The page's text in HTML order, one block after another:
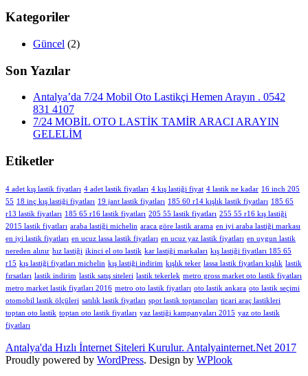
Kategoriler
Güncel (2)
Son Yazılar
Antalya’da 7/24 Mobil Oto Lastikçi Hemen Arayın . 0542
831 4107
7/24 MOBİL OTO LASTİK TAMİR ARACI ARAYIN
GELELİM
Etiketler
4 adet kış lastik fiyatları 4 adet lastik fiyatları 4 kış lastiği fiyat 4 lastik ne kadar 16 inch 205
55 18 inç kış lastiği fiyatları 19 jant lastik fiyatları 185 60 r14 kışlık lastik fiyatları 185 65
r13 lastik fiyatları 185 65 r16 lastik fiyatları 205 55 lastik fiyatları 255 55 r16 kış lastiği
2015 lastik fiyatları araba lastiği michelin araca göre lastik arama en iyi araba lastiği markası
en iyi lastik fiyatları en ucuz lassa lastik fiyatları en ucuz yaz lastik fiyatları en uygun lastik
nereden alınır hız lastiği ikinci el oto lastik kar lastiği markaları kış lastiği fiyatları 185 65
r15 kış lastiği fiyatları michelin kış lastiği indirim kışlık teker lassa lastik fiyatları kışlık lastik
fırsatları lastik indirim lastik satış siteleri lastik tekerlek metro gross market oto lastik fiyatları
metro market lastik fiyatları 2016 metro oto lastik fiyatları oto lastik ankara oto lastik seçimi
otomobil lastik ölçüleri satılık lastik fiyatları spot lastik toptancıları ticari araç lastikleri
toptan oto lastik toptan oto lastik fiyatları yaz lastiği kampanyaları 2015 yaz oto lastik
fiyatları
Antalya'da Hızlı İnternet Siteleri Kurulur. Antalyainternet.Net 2017
Proudly powered by WordPress. Design by WPlook